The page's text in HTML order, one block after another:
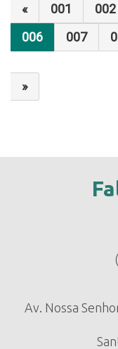
« 001 002
006
007
»
Av. Nossa